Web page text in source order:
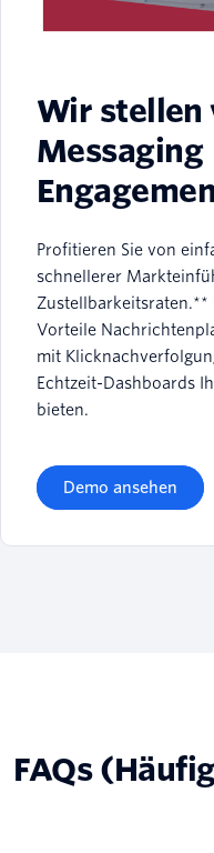
Wir stellen
Messaging
Profitieren Sie von
schnellerer
Zustellbarkeitsraten.**
Vorteile
mit
Echtzeit-Dashboards
bieten.
Demo ansehen
FAQs